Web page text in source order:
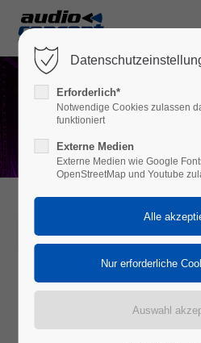
2025-10-10 12:32
Erforderlich*
Notwendige Cookies zulassen
funktioniert
Externe Medien
Externe Medien wie Google
OpenStreetMap und Youtube